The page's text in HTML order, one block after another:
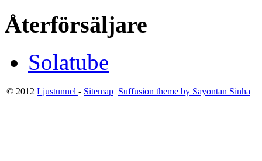
Återförsäljare
Solatube
© 2012 Ljustunnel - Sitemap Suffusion theme by Sayontan Sinha